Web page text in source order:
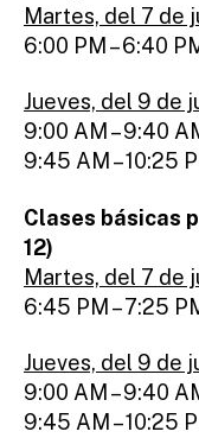
Martes, del 7 de
6:00 PM – 6:40
Jueves, del 9 de
9:00 AM – 9:40
9:45 AM – 10:25
Clases básicas
12)
Martes, del 7 de
6:45 PM – 7:25
Jueves, del 9 de
9:00 AM – 9:40
9:45 AM – 10:25